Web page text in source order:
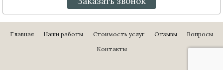
Главная Наши работы Стоимость услуг Отзывы
Вопросы
Контакты